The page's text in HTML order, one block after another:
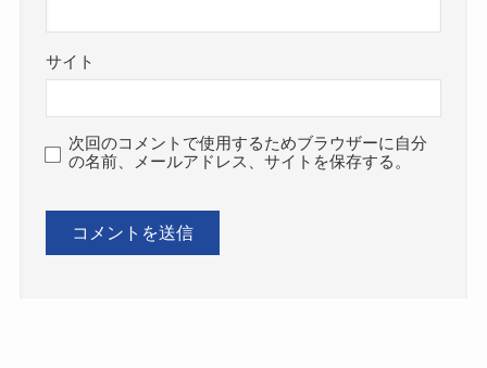
サイト
次回のコメントで使用するためブラウザーに自分
の名前、メールアドレス、サイトを保存する。